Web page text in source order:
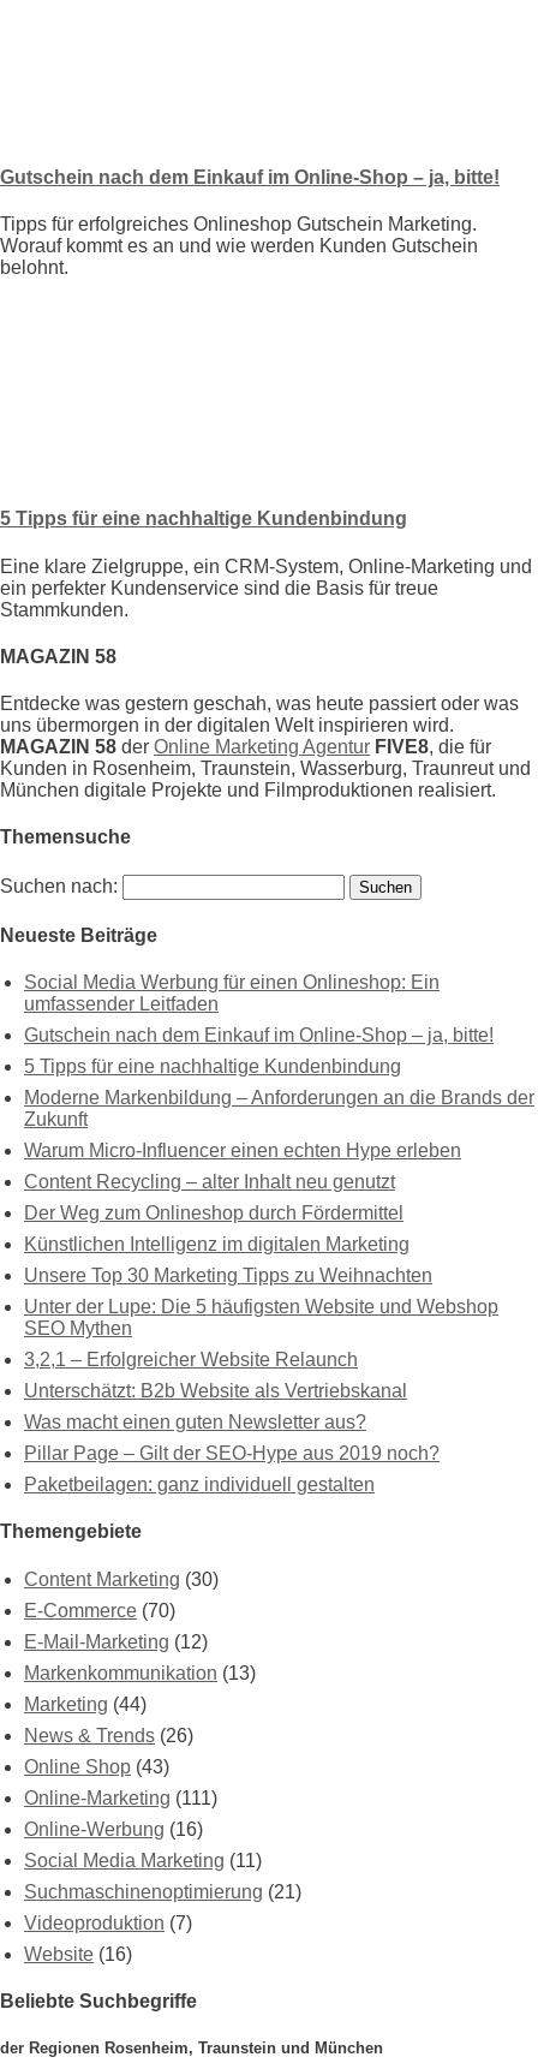
Gutschein nach dem Einkauf im Online-Shop – ja, bitte!
Tipps für erfolgreiches Onlineshop Gutschein Marketing.
Worauf kommt es an und wie werden Kunden Gutschein
belohnt.
5 Tipps für eine nachhaltige Kundenbindung
Eine klare Zielgruppe, ein CRM-System, Online-Marketing und
ein perfekter Kundenservice sind die Basis für treue
Stammkunden.
MAGAZIN 58
Entdecke was gestern geschah, was heute passiert oder was
uns übermorgen in der digitalen Welt inspirieren wird.
MAGAZIN 58 der Online Marketing Agentur FIVE8, die für
Kunden in Rosenheim, Traunstein, Wasserburg, Traunreut und
München digitale Projekte und Filmproduktionen realisiert.
Themensuche
Suchen nach:
Neueste Beiträge
Social Media Werbung für einen Onlineshop: Ein
umfassender Leitfaden
Gutschein nach dem Einkauf im Online-Shop – ja, bitte!
5 Tipps für eine nachhaltige Kundenbindung
Moderne Markenbildung – Anforderungen an die Brands der
Zukunft
Warum Micro-Influencer einen echten Hype erleben
Content Recycling – alter Inhalt neu genutzt
Der Weg zum Onlineshop durch Fördermittel
Künstlichen Intelligenz im digitalen Marketing
Unsere Top 30 Marketing Tipps zu Weihnachten
Unter der Lupe: Die 5 häufigsten Website und Webshop
SEO Mythen
3,2,1 – Erfolgreicher Website Relaunch
Unterschätzt: B2b Website als Vertriebskanal
Was macht einen guten Newsletter aus?
Pillar Page – Gilt der SEO-Hype aus 2019 noch?
Paketbeilagen: ganz individuell gestalten
Themengebiete
Content Marketing (30)
E-Commerce (70)
E-Mail-Marketing (12)
Markenkommunikation (13)
Marketing (44)
News & Trends (26)
Online Shop (43)
Online-Marketing (111)
Online-Werbung (16)
Social Media Marketing (11)
Suchmaschinenoptimierung (21)
Videoproduktion (7)
Website (16)
Beliebte Suchbegriffe
der Regionen Rosenheim, Traunstein und München